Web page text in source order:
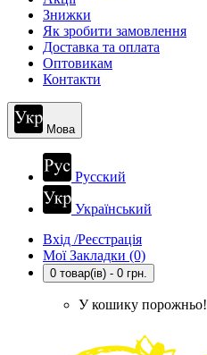
Знижки
Як зробити замовлення
Доставка та оплата
Оптовикам
Контакти
Мова
Русский
Український
Вхід /Реєстрація
Мої Закладки (0)
0 товар(ів) - 0 грн.
У кошику порожньо!